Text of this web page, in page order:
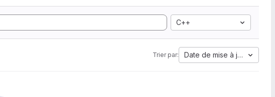
C++
Trier par: Date de mise à jour